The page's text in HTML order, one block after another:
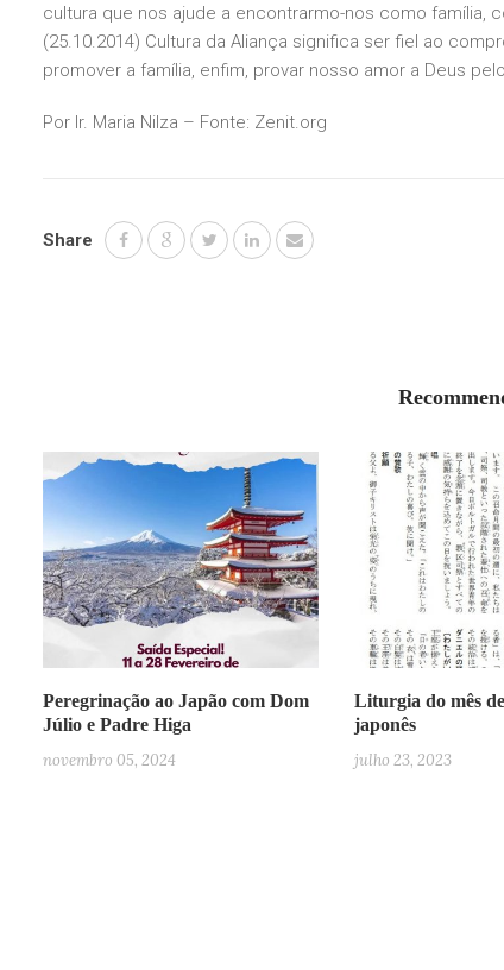
cultura que nos ajude a encontrarmo-nos como família,
(25.10.2014) Cultura da Aliança significa ser fiel ao
promover a família, enfim, provar nosso amor a Deus
Por Ir. Maria Nilza – Fonte: Zenit.org
Share
Peregrinação ao Japão com Dom
Júlio e Padre Higa
novembro 05, 2024
Liturgia do mês
japonês
julho 23, 2023